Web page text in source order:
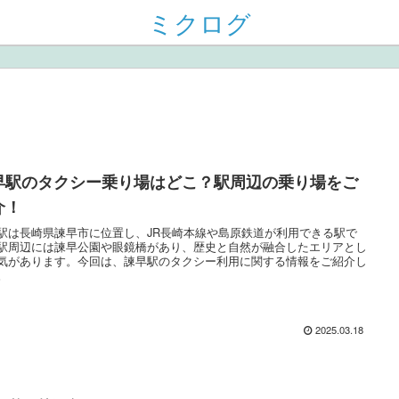
ミクログ
駅のタクシー乗り場はどこ？駅周辺の乗り場をご
は長崎県諫早市に位置し、JR長崎本線や島原鉄道が利用できる駅で
周辺には諫早公園や眼鏡橋があり、歴史と自然が融合したエリアとし
があります。今回は、諫早駅のタクシー利用に関する情報をご紹介し
2025.03.18